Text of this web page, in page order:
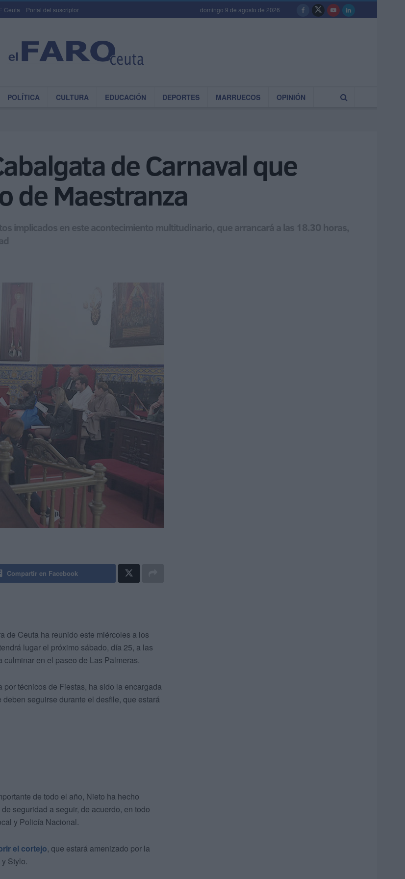
Ceuta Portal del suscriptor domingo 9 de agosto de 2026
POLÍTICA CULTURA EDUCACIÓN DEPORTES MARRUECOS OPINIÓN
de Carnaval que
de Maestranza
implicados en este acontecimiento multitudinario, que arrancará a las 18.30 horas,
Compartir en Facebook
de Ceuta ha reunido este miércoles a los
lugar el próximo sábado, día 25, a las
en el paseo de Las Palmeras.
técnicos de Fiestas, ha sido la encargada
seguirse durante el desfile, que estará
de todo el año, Nieto ha hecho
seguridad a seguir, de acuerdo, en todo
y Policía Nacional.
el cortejo, que estará amenizado por la
Stylo.